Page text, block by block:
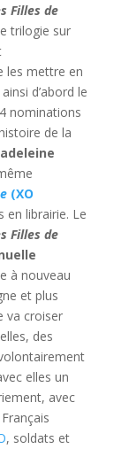
Filles de
trilogie sur
les mettre en
d’abord le
nominations
de la
(XO
en librairie. Le
Filles de
à nouveau
et plus
va croiser
des
elles un
avec
, soldats et